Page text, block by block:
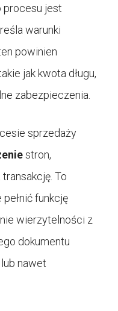
procesu jest
warunki
powinien
jak kwota długu,
zabezpieczenia.
sprzedaży
stron,
To
funkcję
wierzytelności z
dokumentu
nawet